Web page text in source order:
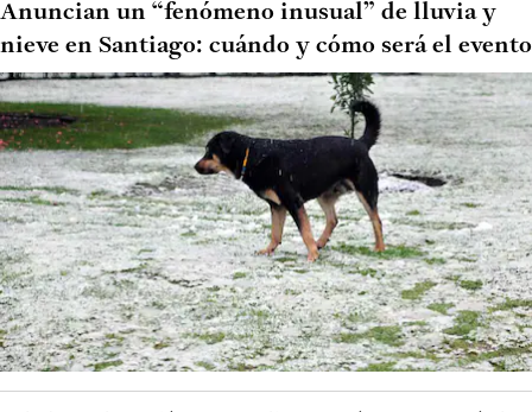
Anuncian un “fenómeno inusual” de lluvia y
nieve en Santiago: cuándo y cómo será el evento